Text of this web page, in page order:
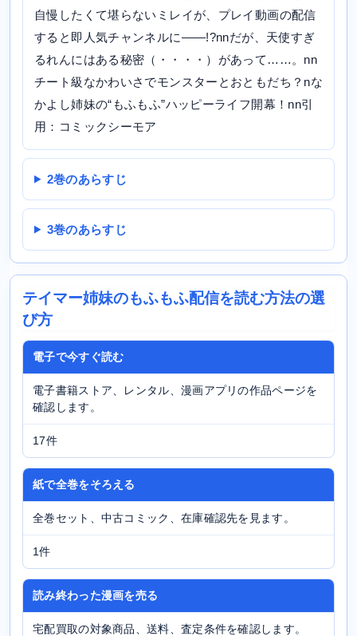
自慢したくて堪らないミレイが、プレイ動画の配信
すると即人気チャンネルに――!?nnだが、天使すぎ
るれんにはある秘密（・・・・）があって……。nn
チート級なかわいさでモンスターとおともだち？nな
かよし姉妹の“もふもふ”ハッピーライフ開幕！nn引
用：コミックシーモア
2巻のあらすじ
3巻のあらすじ
テイマー姉妹のもふもふ配信を読む方法の選
び方
電子で今すぐ読む
電子書籍ストア、レンタル、漫画アプリの作品ページを
確認します。
17件
紙で全巻をそろえる
全巻セット、中古コミック、在庫確認先を見ます。
1件
読み終わった漫画を売る
宅配買取の対象商品、送料、査定条件を確認します。